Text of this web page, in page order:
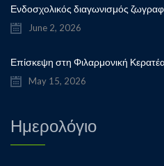
June 2, 2026
Επίσκεψη στη Φιλαρμονική
May 15, 2026
Ημερολόγιο